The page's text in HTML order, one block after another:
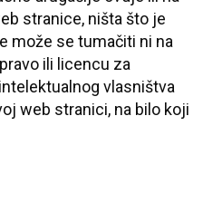
stranice, ništa što je
može se tumačiti ni na
ili licencu za
vlasništva
web stranici, na bilo koji